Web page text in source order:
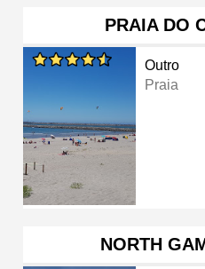
PRAIA DO
Outro
Praia
NORTH